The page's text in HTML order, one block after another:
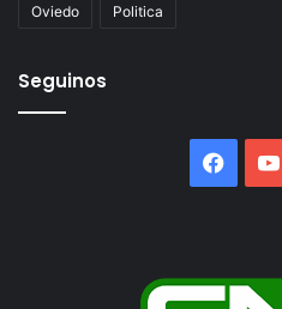
Oviedo Politica
Seguinos